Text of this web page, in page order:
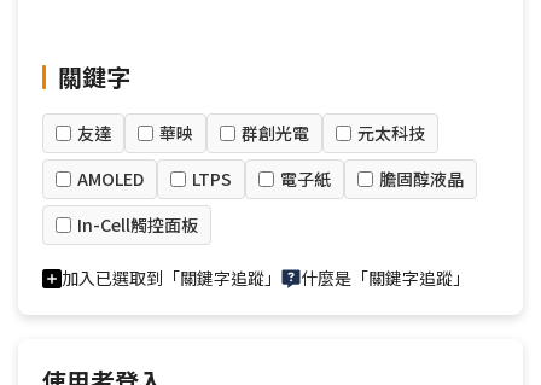
關鍵字
友達 華映 群創光電
元太科技
AMOLED
LTPS 電子紙
膽固醇液晶
In-Cell觸控面板
加入已選取到「關鍵字追蹤」 什麼是「關鍵字追蹤」